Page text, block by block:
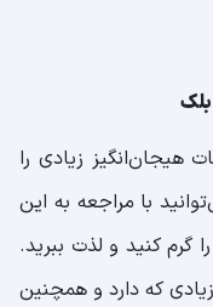
بلک
هیجان‌انگیز زیادی را
با مراجعه به این
گرم کنید و لذت ببرید.
زیادی که دارد و همچنین